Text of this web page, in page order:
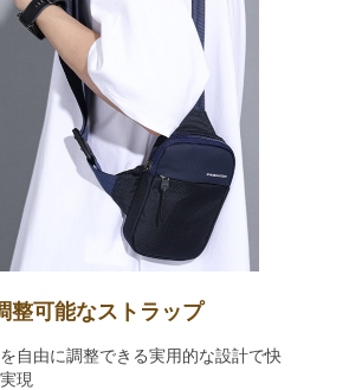
整可能なストラップ
自由に調整できる実用的な設計で快
現